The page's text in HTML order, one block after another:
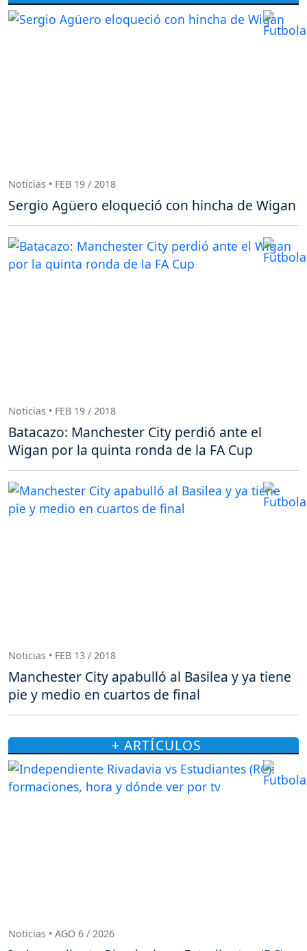
Noticias • FEB 19 / 2018
Sergio Agüero eloqueció con hincha de Wigan
Noticias • FEB 19 / 2018
Batacazo: Manchester City perdió ante el
Wigan por la quinta ronda de la FA Cup
Noticias • FEB 13 / 2018
Manchester City apabulló al Basilea y ya tiene
pie y medio en cuartos de final
+ ARTÍCULOS
Noticias • AGO 6 / 2026